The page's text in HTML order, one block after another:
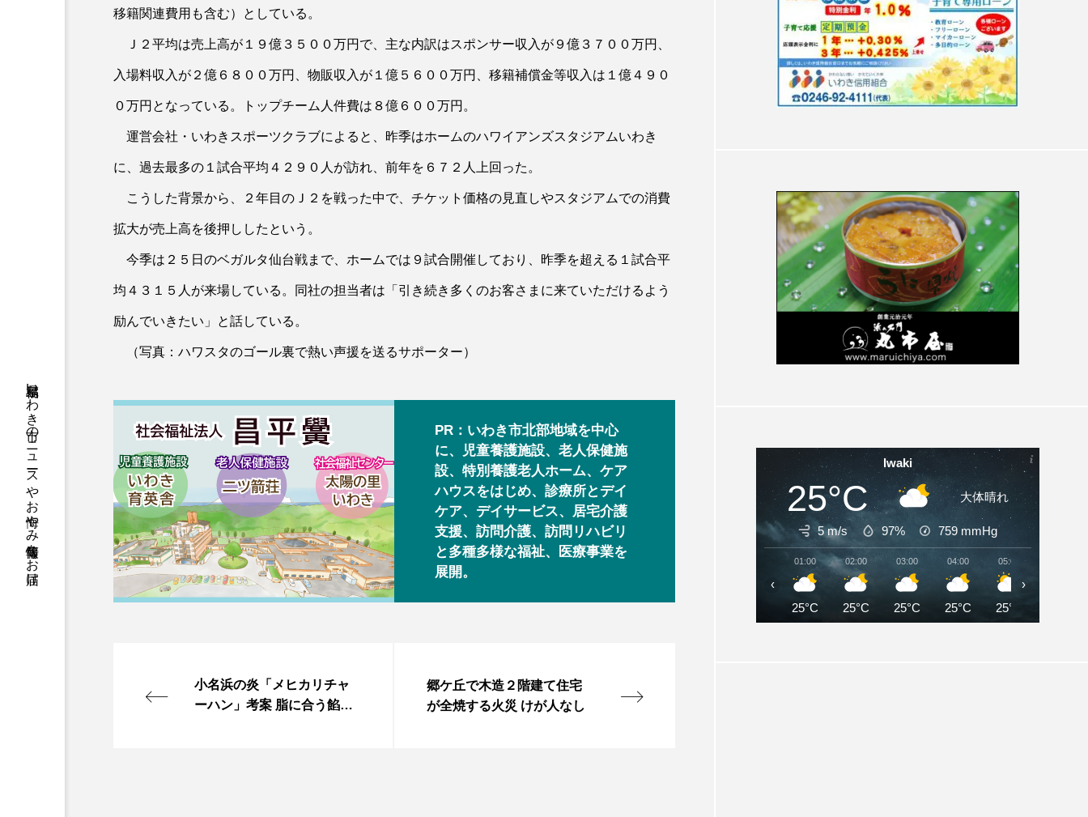
福島県いわき市のニュースやお悔やみ情報等をお届け
移籍関連費用も含む）としている。
Ｊ２平均は売上高が１９億３５００万円で、主な内訳はスポンサー収入が９億３７００万円、
入場料収入が２億６８００万円、物販収入が１億５６００万円、移籍補償金等収入は１億４９０
０万円となっている。トップチーム人件費は８億６００万円。
運営会社・いわきスポーツクラブによると、昨季はホームのハワイアンズスタジアムいわき
に、過去最多の１試合平均４２９０人が訪れ、前年を６７２人上回った。
こうした背景から、２年目のＪ２を戦った中で、チケット価格の見直しやスタジアムでの消費
拡大が売上高を後押ししたという。
今季は２５日のベガルタ仙台戦まで、ホームでは９試合開催しており、昨季を超える１試合平
均４３１５人が来場している。同社の担当者は「引き続き多くのお客さまに来ていただけるよう
励んでいきたい」と話している。
（写真：ハワスタのゴール裏で熱い声援を送るサポーター）
PR：いわき市北部地域を中心
に、児童養護施設、老人保健施
設、特別養護老人ホーム、ケア
ハウスをはじめ、診療所とデイ
ケア、デイサービス、居宅介護
支援、訪問介護、訪問リハビリ
と多種多様な福祉、医療事業を
展開。
小名浜の炎「メヒカリチャ
ーハン」考案 脂に合う餡で
郷ケ丘で木造２階建て住宅
が全焼する火災 けが人なし
Iwaki
25°C 大体晴れ
5 m/s 97% 759 mmHg
01:00
25°C
02:00
25°C
03:00
25°C
04:00
25°C
05:00
25°C
‹ ›